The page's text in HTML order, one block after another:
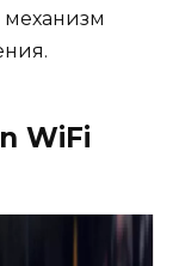
механизм
WiFi